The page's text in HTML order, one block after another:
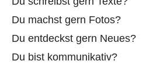
Du machst gern Fotos?
Du entdeckst gern Neues?
Du bist kommunikativ?